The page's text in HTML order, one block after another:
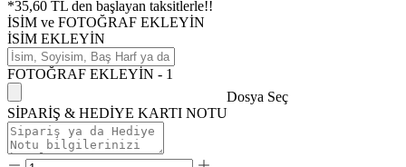
*35,60 TL den başlayan taksitlerle!!
İSİM ve FOTOĞRAF EKLEYİN
İSİM EKLEYİN
FOTOĞRAF EKLEYİN - 1
Dosya Seç
SİPARİŞ & HEDİYE KARTI NOTU